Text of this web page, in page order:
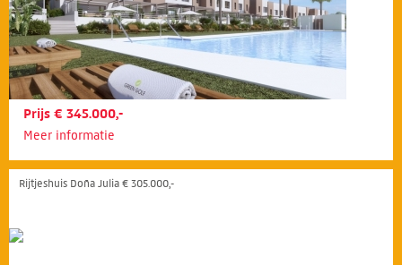
Prijs € 345.000,-
Meer informatie
Rijtjeshuis Doña Julia € 305.000,-